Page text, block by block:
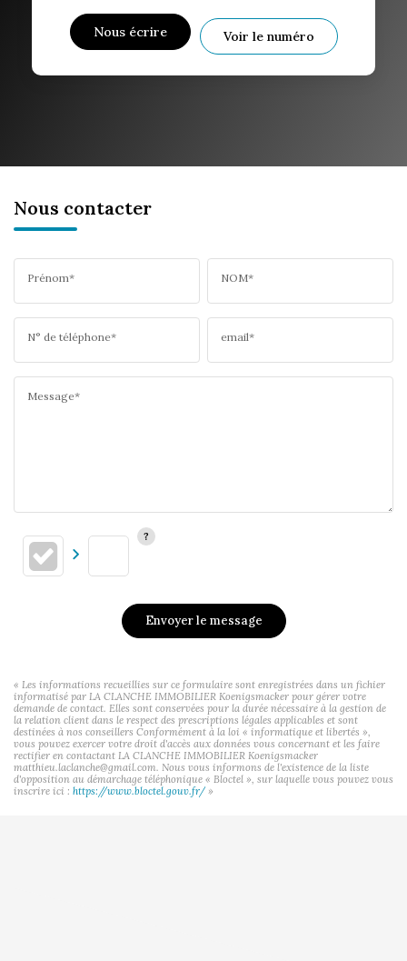
Nous écrire Voir le numéro
Nous contacter
Prénom* NOM*
N° de téléphone* email*
Message*
Envoyer le message
« Les informations recueillies sur ce formulaire sont enregistrées dans un fichier
informatisé par LA CLANCHE IMMOBILIER Koenigsmacker pour gérer votre
demande de contact. Elles sont conservées pour la durée nécessaire à la gestion de
la relation client dans le respect des prescriptions légales applicables et sont
destinées à nos conseillers Conformément à la loi « informatique et libertés »,
vous pouvez exercer votre droit d'accès aux données vous concernant et les faire
rectifier en contactant LA CLANCHE IMMOBILIER Koenigsmacker
matthieu.laclanche@gmail.com. Nous vous informons de l'existence de la liste
d'opposition au démarchage téléphonique « Bloctel », sur laquelle vous pouvez vous
inscrire ici : https://www.bloctel.gouv.fr/»